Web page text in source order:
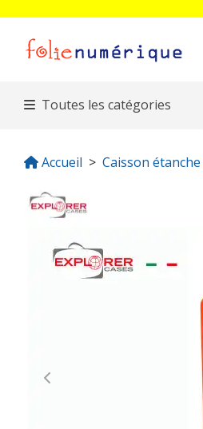
Toutes les catégories
Accueil Caisson étanche
Previous